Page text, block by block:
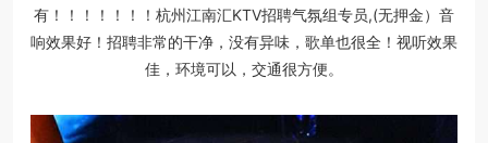
有！！！！！！！杭州江南汇KTV招聘气氛组专员,(无押金）音
响效果好！招聘非常的干净，没有异味，歌单也很全！视听效果
佳，环境可以，交通很方便。